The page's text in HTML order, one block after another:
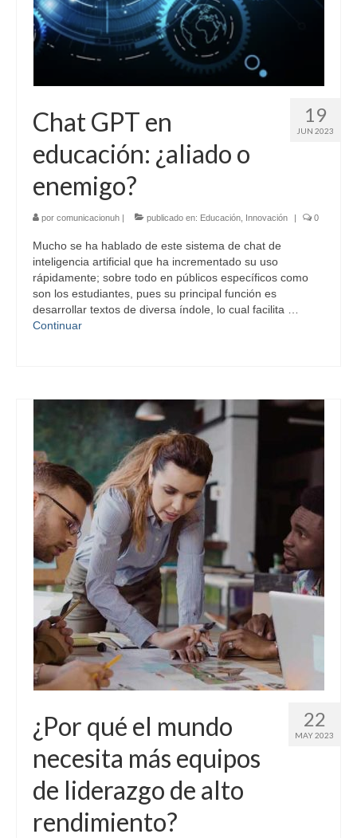
19
JUN 2023
Chat GPT en
educación: ¿aliado o
enemigo?
por comunicacionuh | publicado en: Educación Innovación | 0
Mucho se ha hablado de este sistema de chat de
inteligencia artificial que ha incrementado su uso
rápidamente; sobre todo en públicos específicos como
son los estudiantes, pues su principal función es
desarrollar textos de diversa índole, lo cual facilita …
Continuar
22
MAY 2023
¿Por qué el mundo
necesita más equipos
de liderazgo de alto
rendimiento?